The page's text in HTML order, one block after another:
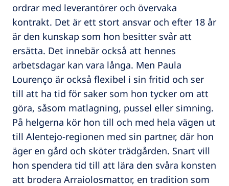
ordrar med leverantörer och övervaka
kontrakt. Det är ett stort ansvar och efter 18 år
är den kunskap som hon besitter svår att
ersätta. Det innebär också att hennes
arbetsdagar kan vara långa. Men Paula
Lourenço är också flexibel i sin fritid och ser
till att ha tid för saker som hon tycker om att
göra, såsom matlagning, pussel eller simning.
På helgerna kör hon till och med hela vägen ut
till Alentejo-regionen med sin partner, där hon
äger en gård och sköter trädgården. Snart vill
hon spendera tid till att lära den svåra konsten
att brodera Arraiolosmattor, en tradition som